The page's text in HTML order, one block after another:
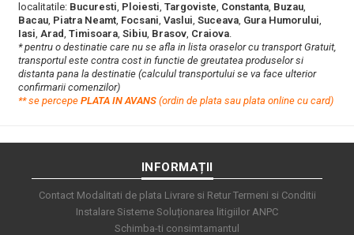
localitatile: Bucuresti, Ploiesti, Targoviste, Constanta, Buzau,
Bacau, Piatra Neamt, Focsani, Vaslui, Suceava, Gura Humorului,
Iasi, Arad, Timisoara, Sibiu, Brasov, Craiova.
* pentru o destinatie care nu se afla in lista oraselor cu transport Gratuit,
transportul este contra cost in functie de greutatea produselor si
distanta pana la destinatie (calculul transportului se va face ulterior
confirmarii comenzilor)
**se percepe PLATA IN AVANS (ordin de plata sau plata online cu card)
INFORMAȚII
Contact Modalitati de plata Livrare si Retur Termeni si Conditii
Instalare Sisteme Soluționarea litigiilor ANPC
Schimba-ti consimtamantul